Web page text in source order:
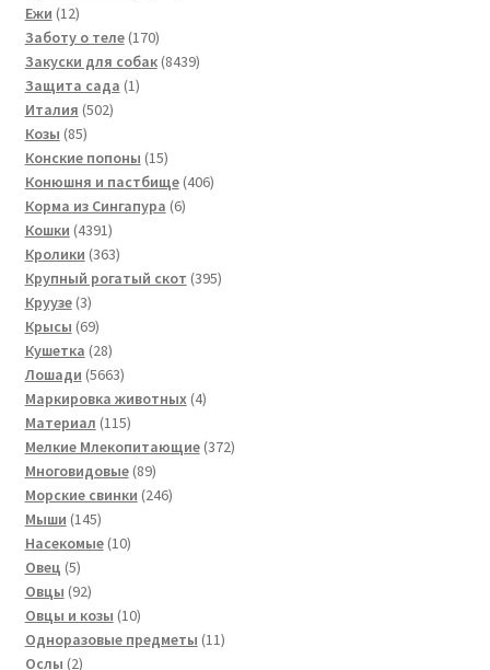
Ежи 1212
товаров
Заботу о теле 170170
товаров
Закуски для собак 84398439
Защита сада 11
Италия 502502
Козы 8585
товаров
Конские попоны 1515
товаров
Конюшня и пастбище 406406
Корма из Сингапура 66
Кошки 43914391
товар
Кролики 363363
товара
Крупный рогатый скот 395395
Круузе 33
товара
Крысы 6969
товаров
Кушетка 2828
товаров
Лошади 56635663
товара
Маркировка животных 44
Материал 115115
товаров
Мелкие Млекопитающие 372372
Многовидовые 8989
товаров
Морские свинки 246246
Мыши 145145
товаров
Насекомые 1010
Овец 55
товаров
Овцы 9292
товара
Овцы и козы 1010
товаров
Одноразовые предметы 1111
Ослы 22